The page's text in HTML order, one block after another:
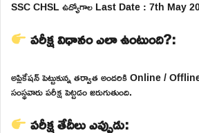
SSC CHSL ఉద్యోగాల Last Date : 7th May
పరీక్ష విధానం ఎలా ఉంటుంది?:
అప్లికేషన్ పెట్టుకున్న తర్వాత అందరికి Online /
సంస్థవారు పరీక్ష పెట్టడం జరుగుతుంది.
పరీక్ష తేదీలు ఎప్పుడు: